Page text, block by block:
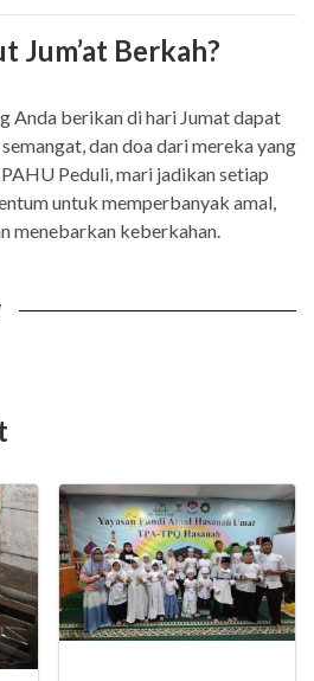
Jum’at Berkah?
Anda berikan di hari Jumat dapat
dan doa dari mereka yang
Peduli, mari jadikan setiap
untuk memperbanyak amal,
menebarkan keberkahan.